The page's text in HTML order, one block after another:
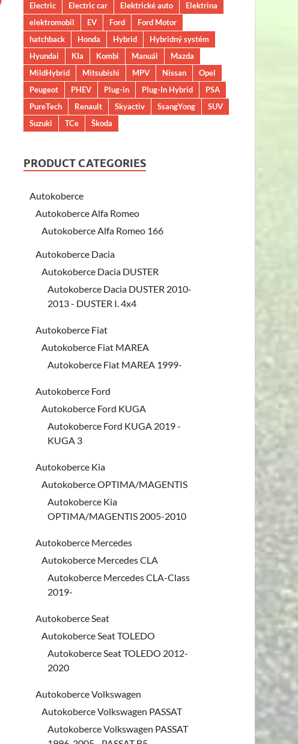
Electric
Electric car Elektrické auto
Elektrina
elektromobil
EV Ford
Ford Motor
hatchback
Honda Hybrid
Hybridný systém
Hyundai
KIa Kombi Manuál
Mazda
MildHybrid
Mitsubishi MPV Nissan
Opel
Peugeot
PHEV Plug-in Plug-In Hybrid
PSA
PureTech
Renault Skyactiv SsangYong
SUV
Suzuki
TCe Škoda
PRODUCT CATEGORIES
Autokoberce
Autokoberce Alfa Romeo
Autokoberce Alfa Romeo 166
Autokoberce Dacia
Autokoberce Dacia DUSTER
Autokoberce Dacia DUSTER 2010-
2013 - DUSTER I. 4x4
Autokoberce Fiat
Autokoberce Fiat MAREA
Autokoberce Fiat MAREA 1999-
Autokoberce Ford
Autokoberce Ford KUGA
Autokoberce Ford KUGA 2019 -
KUGA 3
Autokoberce Kia
Autokoberce OPTIMA/MAGENTIS
Autokoberce Kia
OPTIMA/MAGENTIS 2005-2010
Autokoberce Mercedes
Autokoberce Mercedes CLA
Autokoberce Mercedes CLA-Class
2019-
Autokoberce Seat
Autokoberce Seat TOLEDO
Autokoberce Seat TOLEDO 2012-
2020
Autokoberce Volkswagen
Autokoberce Volkswagen PASSAT
Autokoberce Volkswagen PASSAT